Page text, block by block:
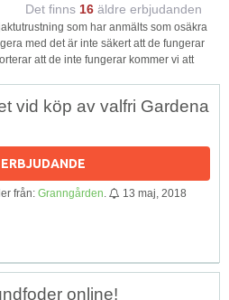
Det finns 16 äldre erbjudanden
som har anmälts som osäkra
med det är inte säkert att de fungerar
att de inte fungerar kommer vi att
vid köp av valfri Gardena
från: Granngården 13 maj, 2018
online!